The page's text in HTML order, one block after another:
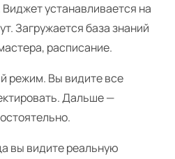
устанавливается на
Загружается база знаний
расписание.
режим. Вы видите все
Дальше —
вы видите реальную